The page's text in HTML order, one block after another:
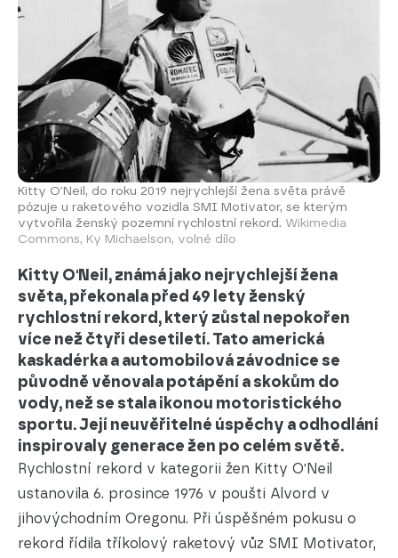
Kitty O’Neil, do roku 2019 nejrychlejší žena světa právě
pózuje u raketového vozidla SMI Motivator, se kterým
vytvořila ženský pozemní rychlostní rekord. Wikimedia
Commons, Ky Michaelson, volné dílo
Kitty O'Neil, známá jako nejrychlejší žena
světa, překonala před 49 lety ženský
rychlostní rekord, který zůstal nepokořen
více než čtyři desetiletí. Tato americká
kaskadérka a automobilová závodnice se
původně věnovala potápění a skokům do
vody, než se stala ikonou motoristického
sportu. Její neuvěřitelné úspěchy a odhodlání
inspirovaly generace žen po celém světě.
Rychlostní rekord v kategorii žen Kitty O'Neil
ustanovila 6. prosince 1976 v poušti Alvord v
jihovýchodním Oregonu. Při úspěšném pokusu o
rekord řídila tříkolový raketový vůz SMI Motivator,